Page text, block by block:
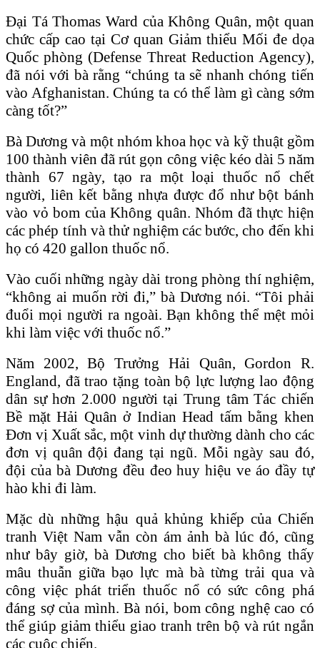
Đại Tá Thomas Ward của Không Quân, một quan
chức cấp cao tại Cơ quan Giảm thiểu Mối đe dọa
Quốc phòng (Defense Threat Reduction Agency),
đã nói với bà rằng “chúng ta sẽ nhanh chóng tiến
vào Afghanistan. Chúng ta có thể làm gì càng sớm
càng tốt?”
Bà Dương và một nhóm khoa học và kỹ thuật gồm
100 thành viên đã rút gọn công việc kéo dài 5 năm
thành 67 ngày, tạo ra một loại thuốc nổ chết
người, liên kết bằng nhựa được đổ như bột bánh
vào vỏ bom của Không quân. Nhóm đã thực hiện
các phép tính và thử nghiệm các bước, cho đến khi
họ có 420 gallon thuốc nổ.
Vào cuối những ngày dài trong phòng thí nghiệm,
“không ai muốn rời đi,” bà Dương nói. “Tôi phải
đuổi mọi người ra ngoài. Bạn không thể mệt mỏi
khi làm việc với thuốc nổ.”
Năm 2002, Bộ Trưởng Hải Quân, Gordon R.
England, đã trao tặng toàn bộ lực lượng lao động
dân sự hơn 2.000 người tại Trung tâm Tác chiến
Bề mặt Hải Quân ở Indian Head tấm bằng khen
Đơn vị Xuất sắc, một vinh dự thường dành cho các
đơn vị quân đội đang tại ngũ. Mỗi ngày sau đó,
đội của bà Dương đều đeo huy hiệu ve áo đầy tự
hào khi đi làm.
Mặc dù những hậu quả khủng khiếp của Chiến
tranh Việt Nam vẫn còn ám ảnh bà lúc đó, cũng
như bây giờ, bà Dương cho biết bà không thấy
mâu thuẫn giữa bạo lực mà bà từng trải qua và
công việc phát triển thuốc nổ có sức công phá
đáng sợ của mình. Bà nói, bom công nghệ cao có
thể giúp giảm thiểu giao tranh trên bộ và rút ngắn
các cuộc chiến.